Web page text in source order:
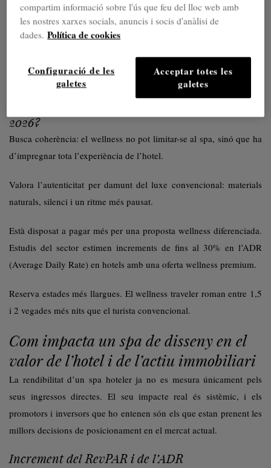
Segons el Global Wellness Institute, el turisme wellness mou més
de 800.000 milions de dòlars anuals a escala global, amb un
Espanya és el tercer destí wellness més visitat després d’Alemanya
i Àustria.
2026?
Busca coherència: el wellness no pot limitar-se al spa, sinó que ha
d’impregnar tota l’experiència de l’hotel.
Valora l’autenticitat per damunt del luxe convencional: materials
naturals, silenci i un ritme més pausat.
Està disposat a pagar més per una proposta wellness diferenciada.
Estudis del sector estimen increments de fins al 30% en l’ADR
(Average Daily Rate) en hotels amb una oferta wellness premium.
Reserva estades més llargues. El wellness traveler roman entre 1,5
i 2 vegades més nits que el turista convencional.
Com impacta un spa de disseny en el
valor de l’hotel i de l’actiu immobiliari
La rendibilitat d’un spa hoteler ja no es mesura únicament pels
seus ingressos directes. El seu impacte real és sistèmic, i els
promotors i inversors que ho entenen són els que estan prenent les
millors decisions de posicionament en el mercat actual.
Increment del RevPAR i de l’ADR
compartim informació sobre l'ús que feu del lloc web amb
les nostres xarxes socials, anuncis i socis d'anàlisi de
dades. Política de cookies
Acceptar totes les
galetes
Configuració de les
galetes